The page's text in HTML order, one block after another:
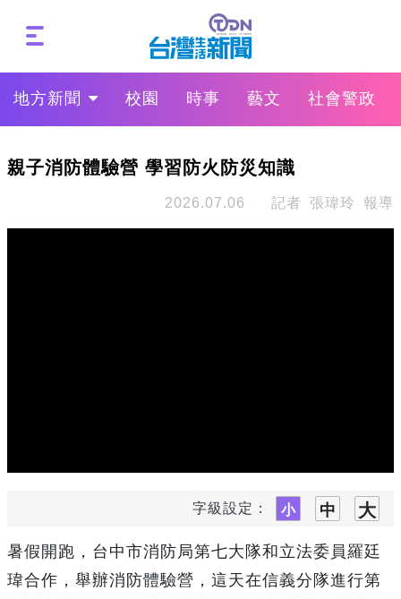
地方新聞 校園 時事 藝文 社會警政
親子消防體驗營 學習防火防災知識
2026.07.06 記者 張瑋玲 報導
字級設定：
暑假開跑，台中市消防局第七大隊和立法委員羅廷
瑋合作，舉辦消防體驗營，這天在信義分隊進行第